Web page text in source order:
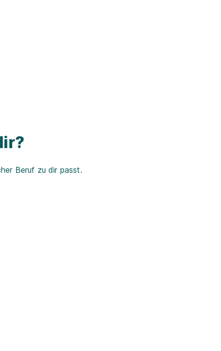
Beruf zu dir passt.